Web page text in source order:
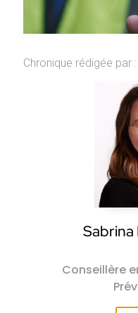
Chronique rédigée par :
Sabrina
Conseillère